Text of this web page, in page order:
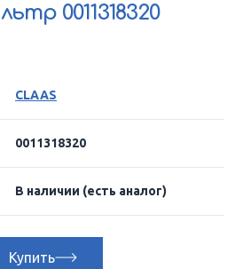
0011318320
CLAAS
0011318320
В наличии (есть аналог)
Купить